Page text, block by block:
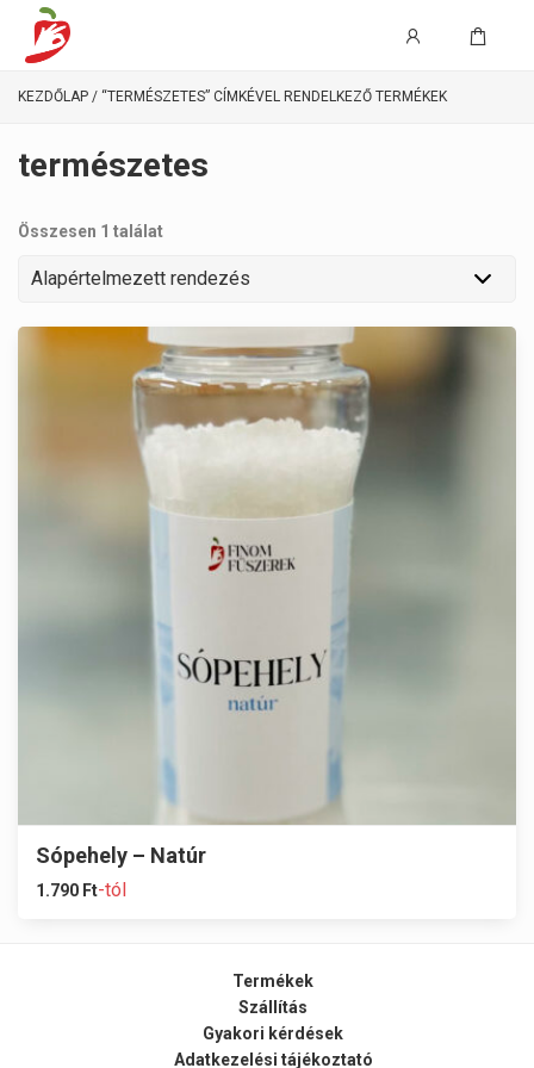
KEZDŐLAP / “TERMÉSZETES” CÍMKÉVEL RENDELKEZŐ TERMÉKEK
természetes
Összesen 1 találat
Sópehely – Natúr
1.790 Ft-tól
Termékek
Szállítás
Gyakori kérdések
Adatkezelési tájékoztató